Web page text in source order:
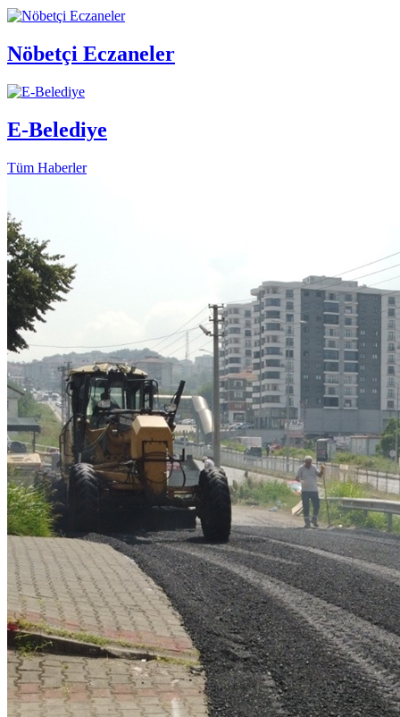
Nöbetçi Eczaneler
E-Belediye
Tüm Haberler